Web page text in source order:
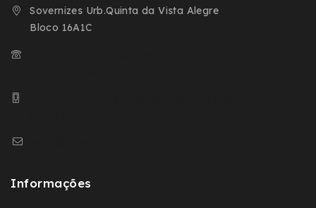
Sovernizes Urb.Quinta da Vista Alegre
Bloco 16A1C
Informações